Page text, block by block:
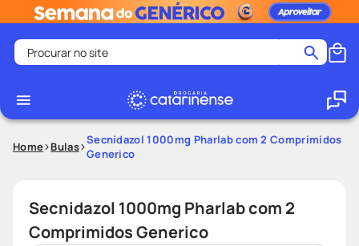
Procurar no site
1
medley
5º
shampoo
6º
tadalafila
Home Bulas Secnidazol 1000mg Pharlab com 2 Comprimidos
Generico
Secnidazol 1000mg Pharlab com 2
Comprimidos Generico